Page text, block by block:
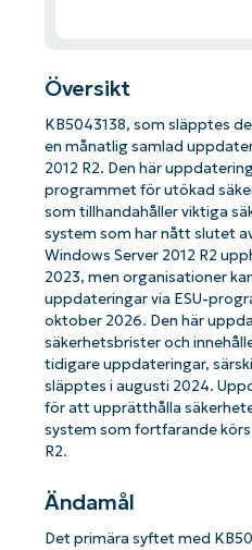
Översikt
KB5043138, som släpptes
en månatlig samlad
2012 R2. Den här
programmet för utökad
som tillhandahåller viktiga
system som har nått slutet
Windows Server 2012 R2
2023, men organisationer
uppdateringar via ESU-
oktober 2026. Den här
säkerhetsbrister och
tidigare uppdateringar,
släpptes i augusti 2024.
för att upprätthålla
system som fortfarande körs
R2.
Ändamål
Det primära syftet med